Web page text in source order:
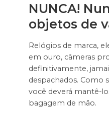
NUNCA!
objetos de
Relógios de marca,
em ouro, câmeras
definitivamente,
despachados. Como
você deverá mantê-
bagagem de mão.